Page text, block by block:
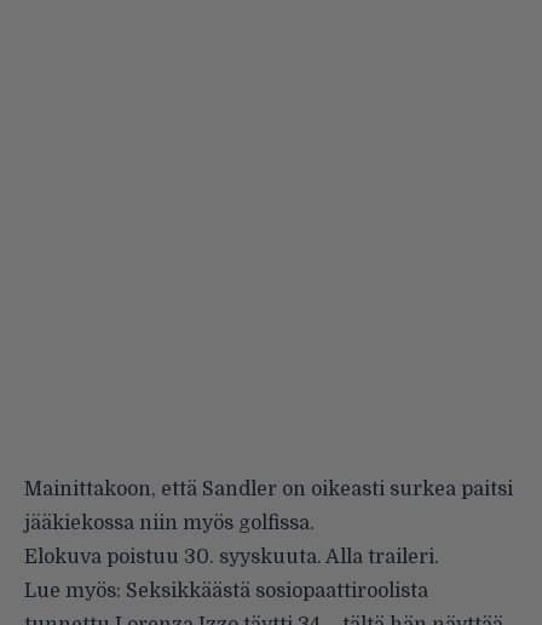
Mainittakoon, että Sandler on oikeasti surkea paitsi
jääkiekossa niin myös golfissa.
Elokuva poistuu 30. syyskuuta. Alla traileri.
Lue myös: Seksikkäästä sosiopaattiroolista